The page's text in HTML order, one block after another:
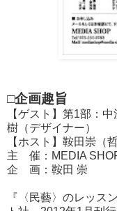
□企画趣旨
【ゲスト】第1部：
樹（デザイナー）
【ホスト】鞍田崇（
主 催：MEDIA
企 画：鞍田 崇
『〈民藝〉のレッス